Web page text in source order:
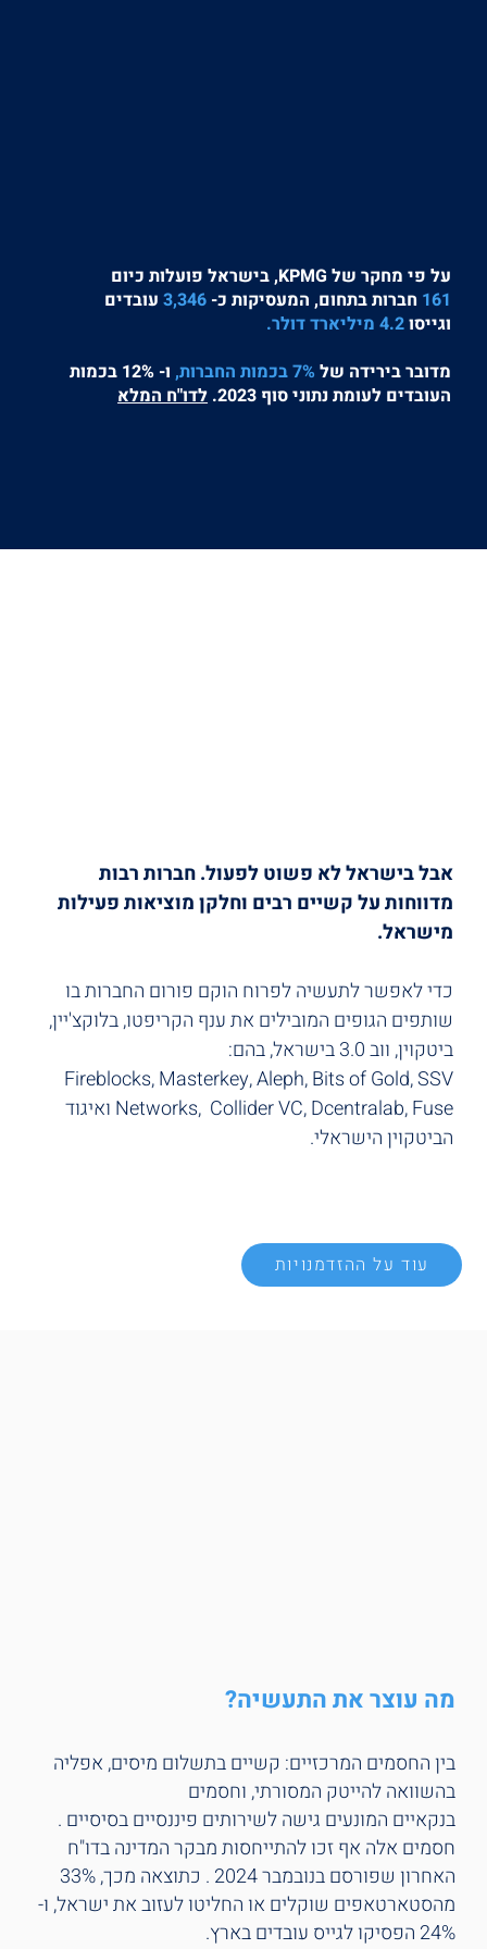
על פי מחקר של KPMG, בישראל פועלות כיום
161 חברות בתחום, המעסיקות כ- 3,346 עובדים
וגייסו4.2 מיליארד דולר.
מדובר בירידה של7% בכמות החברות,
ו- 12% בכמות
העובדים לעומת נתוני סוף 2023.
לדו"ח המלא
עוד על ההזדמנויות
אבל בישראל לא פשוט לפעול. חברות רבות
מדווחות על קשיים רבים וחלקן מוציאות פעילות
מישראל.
כדי לאפשר לתעשיה לפרוח הוקם פורום החברות בו
שותפים הגופים המובילים את ענף הקריפטו, בלוקצ'יין,
ביטקוין, ווב 3.0 בישראל, בהם:
Fireblocks, Masterkey, Aleph, Bits of Gold, SSV
Networks, Collider VC, Dcentralab, Fuse ואיגוד
הביטקוין הישראלי.
מה עוצר את התעשיה?
בין החסמים המרכזיים: קשיים בתשלום מיסים, אפליה
בהשוואה להייטק המסורתי, וחסמים
בנקאיים המונעים גישה לשירותים פיננסיים בסיסיים .
חסמים אלה אף זכו להתייחסות מבקר המדינה בדו"ח
האחרון שפורסם בנובמבר 2024 . כתוצאה מכך, 33%
מהסטארטאפים שוקלים או החליטו לעזוב את ישראל, ו-
24% הפסיקו לגייס עובדים בארץ.